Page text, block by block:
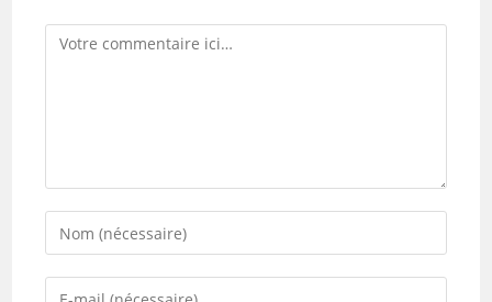
Comment
Enter
your
name
Enter